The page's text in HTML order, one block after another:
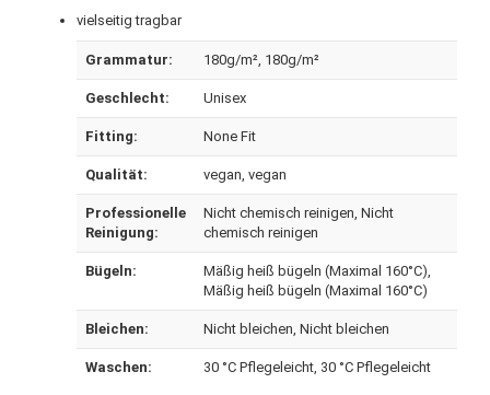
vielseitig tragbar
Grammatur: 180g/m², 180g/m²
Geschlecht: Unisex
Fitting: None Fit
Qualität: vegan, vegan
Professionelle
Reinigung:
Nicht chemisch reinigen, Nicht
chemisch reinigen
Bügeln: Mäßig heiß bügeln (Maximal 160°C),
Mäßig heiß bügeln (Maximal 160°C)
Bleichen: Nicht bleichen, Nicht bleichen
Waschen: 30 °C Pflegeleicht, 30 °C Pflegeleicht